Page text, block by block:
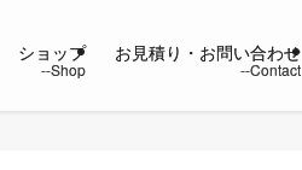
ショップ お見積り・お問い合わせ